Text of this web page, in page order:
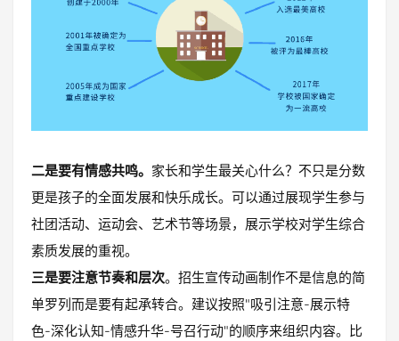
二是要有情感共鸣。 家长和学生最关心什么？不只是分数
更是孩子的全面发展和快乐成长。可以通过展现学生参与
社团活动、运动会、艺术节等场景，展示学校对学生综合
素质发展的重视。
三是要注意节奏和层次。招生宣传动画制作不是信息的简
单罗列而是要有起承转合。建议按照"吸引注意-展示特
色-深化认知-情感升华-号召行动"的顺序来组织内容。比